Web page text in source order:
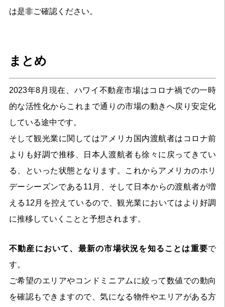
は是非ご確認ください。
まとめ
2023年8月現在、ハワイ不動産市場はコロナ禍での一時
的な活性化からこれまで通りの市場の動きへ戻り安定化
している途中です。
そして観光業に関してはアメリカ国内渡航者はコロナ前
よりも好調で推移、日本人渡航者も徐々に戻ってきてい
る、といった状態となります。これからアメリカのホリ
デーシーズンである11月、そして日本からの渡航者が増
える12月を控えているので、観光業においてはより好調
に推移していくことと予想されます。
不動産において、最新の市場状況を知ることは重要で
す。
ご希望のエリアやコンドミニアムに絞って数値での動向
を確認もできますので、気になる物件やエリアがある方